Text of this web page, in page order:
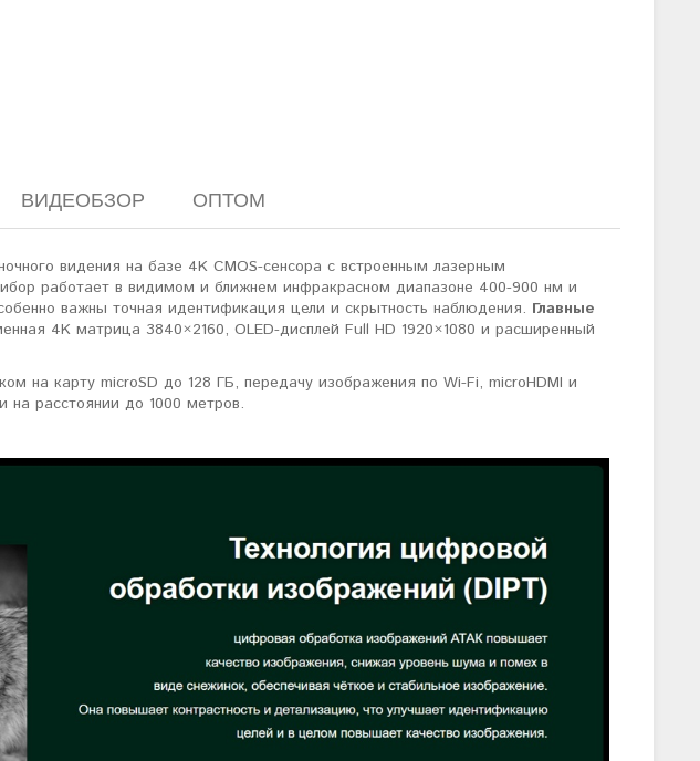
ВИДЕОБЗОР ОПТОМ
видения на базе 4K CMOS-сенсора с встроенным лазерным
работает в видимом и ближнем инфракрасном диапазоне 400-900 нм и
важны точная идентификация цели и скрытность наблюдения. Главные
4K матрица 3840×2160, OLED-дисплей Full HD 1920×1080 и расширенный
на карту microSD до 128 ГБ, передачу изображения по Wi-Fi, microHDMI и
на расстоянии до 1000 метров.